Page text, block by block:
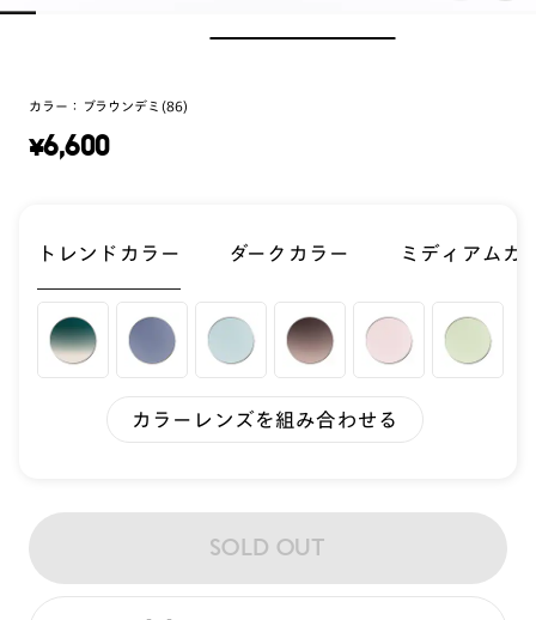
カラー： ブラウンデミ(86)
¥6,600
トレンドカラー ダークカラー ミディアムカ
カラーレンズを組み合わせる
SOLD OUT